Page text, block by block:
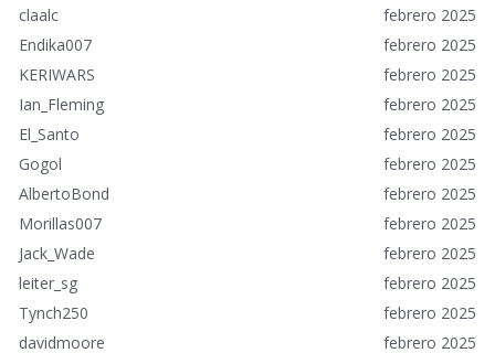
o
s
febrero 2025
claalc
febrero 2025
Endika007
febrero 2025
KERIWARS
febrero 2025
Ian_Fleming
febrero 2025
El_Santo
febrero 2025
Gogol
febrero 2025
AlbertoBond
febrero 2025
Morillas007
febrero 2025
Jack_Wade
febrero 2025
leiter_sg
febrero 2025
Tynch250
febrero 2025
davidmoore